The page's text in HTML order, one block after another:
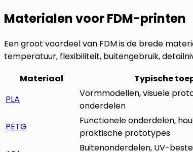
Materialen voor FDM-printen
Een groot voordeel van FDM is de brede
temperatuur, flexibiliteit, buitengebruik,
Materiaal
Typische
PLA
Vormmodellen, visuele
onderdelen
PETG
Functionele onderdelen,
praktische prototypes
Buitenonderdelen, UV-